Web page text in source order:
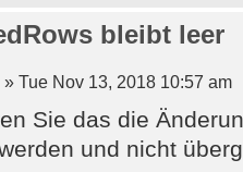
bleibt leer
» Tue Nov 13, 2018 10:57 am
Sie das die
und nicht